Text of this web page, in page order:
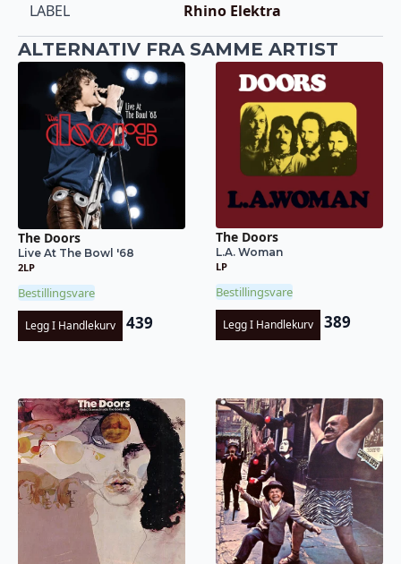
LABEL Rhino Elektra
ALTERNATIV FRA SAMME ARTIST
The Doors
Live At The Bowl '68
2LP
Bestillingsvare
Legg I Handlekurv 439
The Doors
L.A. Woman
LP
Bestillingsvare
Legg I Handlekurv 389